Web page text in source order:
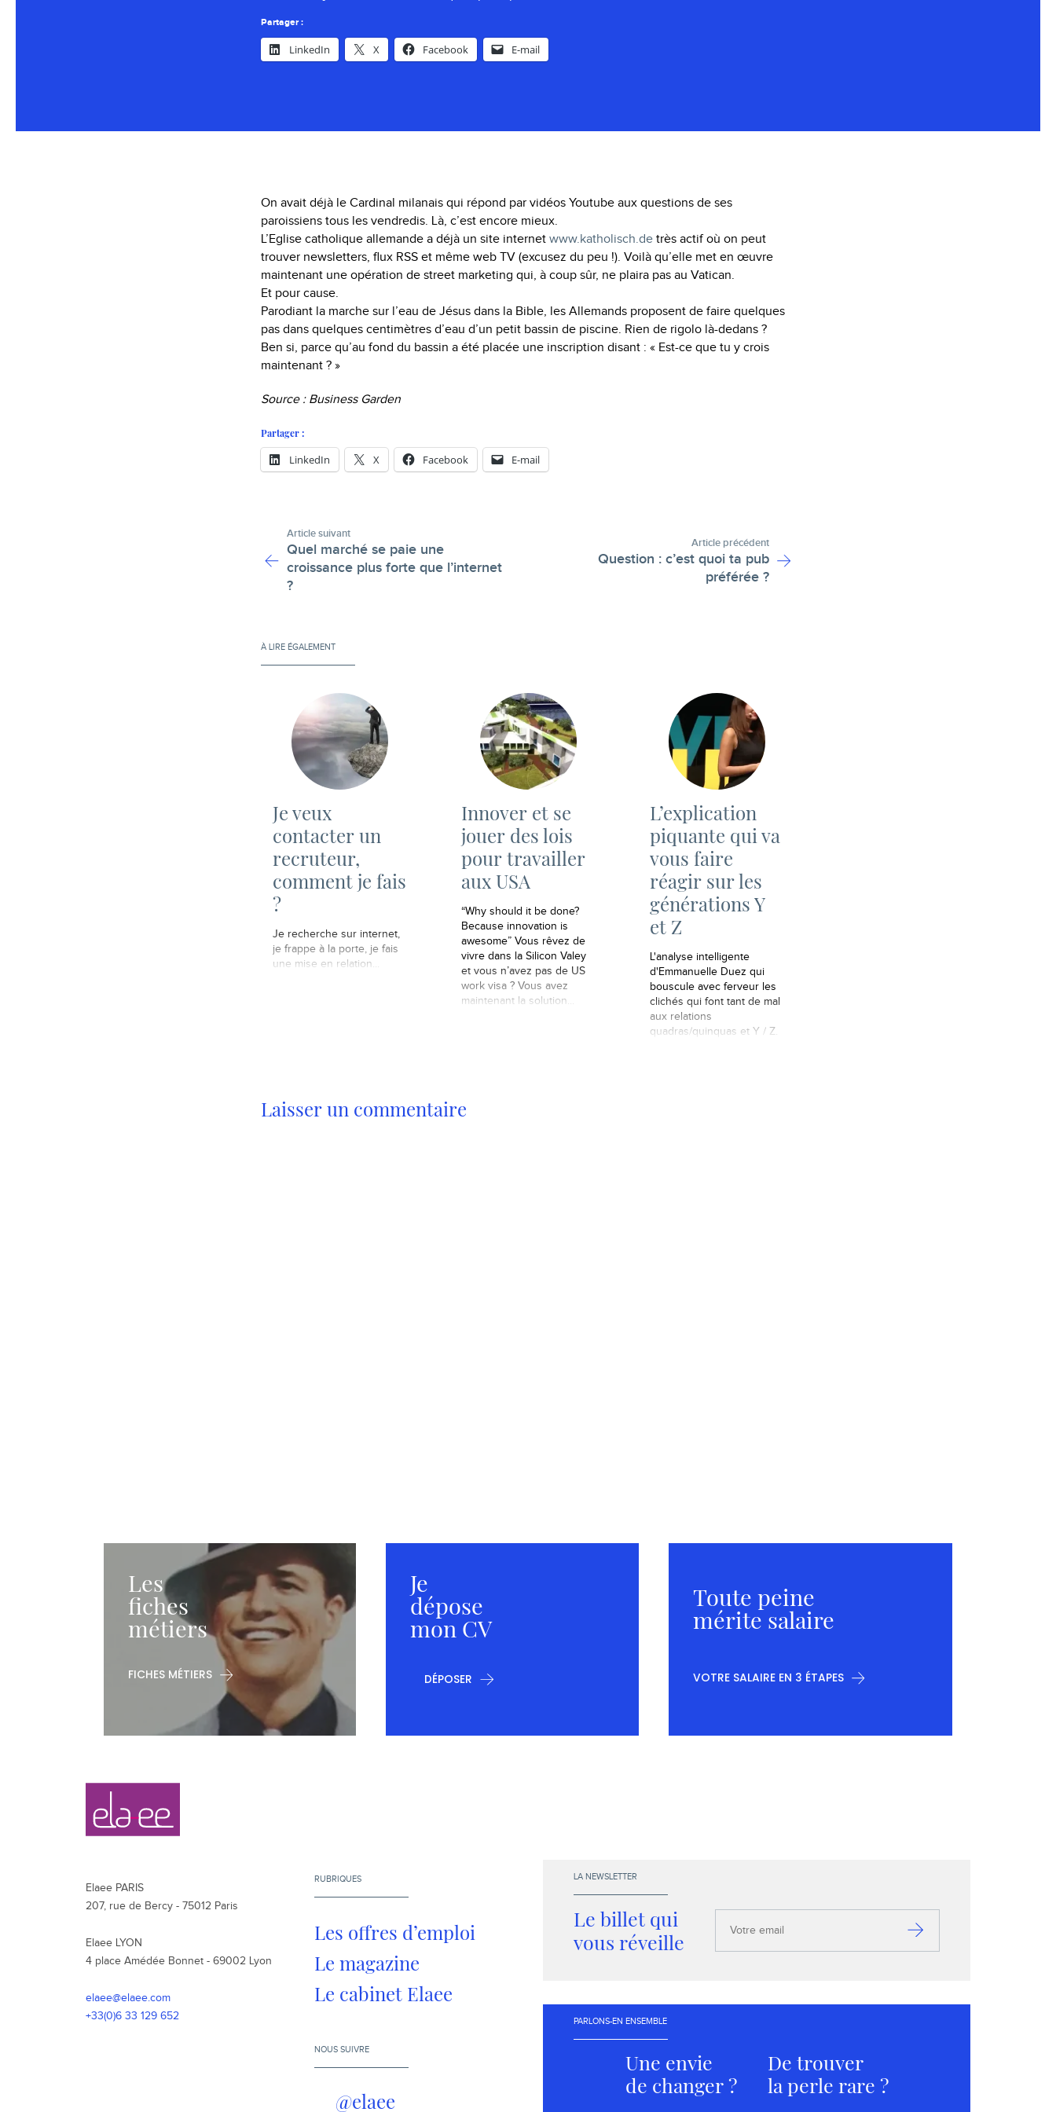
Partager :
LinkedIn X Facebook E-mail
On avait déjà le Cardinal milanais qui répond par vidéos Youtube aux questions de ses
paroissiens tous les vendredis. Là, c’est encore mieux.
L’Eglise catholique allemande a déjà un site internet www.katholisch.de très actif où on peut
trouver newsletters, flux RSS et même web TV (excusez du peu !). Voilà qu’elle met en œuvre
maintenant une opération de street marketing qui, à coup sûr, ne plaira pas au Vatican.
Et pour cause.
Parodiant la marche sur l’eau de Jésus dans la Bible, les Allemands proposent de faire quelques
pas dans quelques centimètres d’eau d’un petit bassin de piscine. Rien de rigolo là-dedans ?
Ben si, parce qu’au fond du bassin a été placée une inscription disant : « Est-ce que tu y crois
maintenant ? »
Source : Business Garden
Partager :
LinkedIn X Facebook E-mail
Article suivant
Quel marché se paie une
croissance plus forte que l’internet
?
Article précédent
Question : c’est quoi ta pub
préférée ?
À LIRE ÉGALEMENT
Je veux
contacter un
recruteur,
comment je fais
?
Je recherche sur internet,
je frappe à la porte, je fais
une mise en relation...
Innover et se
jouer des lois
pour travailler
aux USA
“Why should it be done?
Because innovation is
awesome” Vous rêvez de
vivre dans la Silicon Valey
et vous n’avez pas de US
work visa ? Vous avez
maintenant la solution...
L’explication
piquante qui va
vous faire
réagir sur les
générations Y
et Z
L'analyse intelligente
d'Emmanuelle Duez qui
bouscule avec ferveur les
clichés qui font tant de mal
aux relations
quadras/quinquas et Y / Z.
Laisser un commentaire
Les
fiches
métiers
FICHES MÉTIERS
Je
dépose
mon CV
DÉPOSER
Toute peine
mérite salaire
VOTRE SALAIRE EN 3 ÉTAPES
Navigation
secondaire
Elaee
Elaee PARIS
207, rue de Bercy - 75012 Paris
Elaee LYON
4 place Amédée Bonnet - 69002 Lyon
elaee@elaee.com
+33(0)6 33 129 652
RUBRIQUES
Les offres d’emploi
Le magazine
Le cabinet Elaee
NOUS SUIVRE
@elaee
LA NEWSLETTER
Le billet qui
vous réveille
email
S’inscrire
PARLONS-EN ENSEMBLE
Une envie
de changer ?
De trouver
la perle rare ?